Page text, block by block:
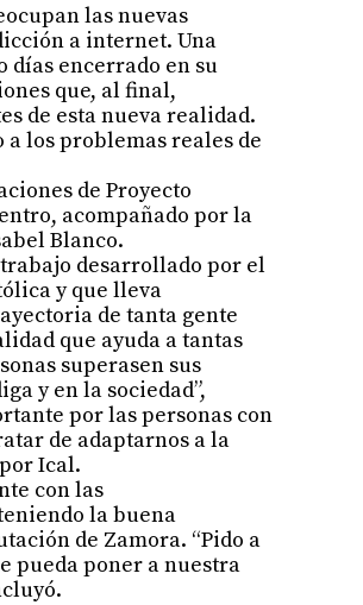
las nuevas
a internet. Una
días encerrado en su
que, al final,
de esta nueva realidad.
los problemas reales de
de Proyecto
acompañado por la
Blanco.
desarrollado por el
y que lleva
de tanta gente
que ayuda a tantas
superasen sus
y en la sociedad”,
por las personas con
de adaptarnos a la
Ical.
con las
la buena
de Zamora. “Pido a
pueda poner a nuestra